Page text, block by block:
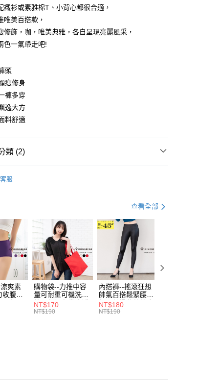
期使用說明】
灣大哥大提供，台灣大哥大用戶可立即使用無須另外申請。
擇「大哥付你分期」，訂單成立後會自動跳轉到大哥付的交易
機門號後，選擇欲分期的期數、繳款截止日，確認付款後即
度、可分期數及費用金額請依後續交易確認頁面所載為準。
明】
結打開帳單後，可選擇「超商條碼／台灣大直營門市／銀行轉
，得透過本服務購買商品或服務，並由商店將買賣／分期付
權讓與本公司後，依約使用本公司帳單繳交帳款。
款使用「大哥付你分期」之契約關係目的，商店將以您的個人
名、電話或地址）提供予台灣大哥大進項蒐集、處理及利
司與您本人進行分期帳單所需資料之確認、核對及更正。
務條款，請詳閱以下連結：https://oppay.tw/userRule
後付
付是「在收到商品之後才付款」的支付方式。 讓您購物簡單
，進行簡訊認證並確認金額後，即可完成結帳。
店家。未經商家同意取消之訂單仍視為有效，需透過AFTEE
相關費用。
功請以「AFTEE先享後付 」之結帳頁面顯示為準，若有關於
功／繳費後需取消欲退款等相關疑問，請聯繫「AFTEE先享後
心」
https://netprotections.freshdesk.com/support/home
沛科技股份有限公司提供之「AFTEE先享後付」服務完成之
服務之必要範圍內提供個人資料，並將交易相關給付款項請
恩沛科技股份有限公司。
資料處理事宜，請瀏覽以下網址：
款
滿NT$799(含以上)免運費
取貨
，滿NT$699(含以上)免運費
，滿NT$1,000(含以上)免運費
襯衫或素雅棉T、小背心都很合適，
唯美百搭款，
修飾，咖，唯美典雅，各自呈現亮麗風采，
色一氣帶走吧!
頭
瘦修身
褲多穿
逸大方
料舒適
類 (2)
客服
查看全部
爽素
收腹提
角內
L-
購物袋--力推中容
量可耐重可機洗烘
乾環保帆布袋/側背
包(黑.紅.米F)-
NT$170
NT$190
內搭褲--搖滾狂想
帥氣百搭鬆緊腰頭
超彈絲滑薄款仿皮
褲(黑XL-6L)-R179
NT$180
NT$190